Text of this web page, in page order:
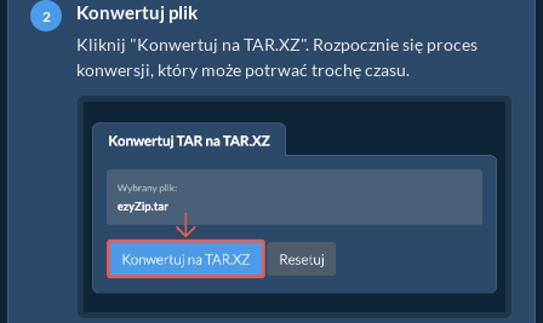
Konwertuj plik
Kliknij "Konwertuj na TAR.XZ". Rozpocznie się proces
konwersji, który może potrwać trochę czasu.